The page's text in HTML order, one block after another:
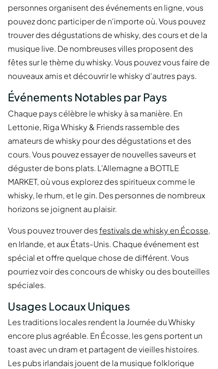
personnes organisent des événements en ligne, vous
pouvez donc participer de n'importe où. Vous pouvez
trouver des dégustations de whisky, des cours et de la
musique live. De nombreuses villes proposent des
fêtes sur le thème du whisky. Vous pouvez vous faire de
nouveaux amis et découvrir le whisky d'autres pays.
Événements Notables par Pays
Chaque pays célèbre le whisky à sa manière. En
Lettonie, Riga Whisky & Friends rassemble des
amateurs de whisky pour des dégustations et des
cours. Vous pouvez essayer de nouvelles saveurs et
déguster de bons plats. L'Allemagne a BOTTLE
MARKET, où vous explorez des spiritueux comme le
whisky, le rhum, et le gin. Des personnes de nombreux
horizons se joignent au plaisir.
Vous pouvez trouver desfestivals de whisky en Écosse,
en Irlande, et aux États-Unis. Chaque événement est
spécial et offre quelque chose de différent. Vous
pourriez voir des concours de whisky ou des bouteilles
spéciales.
Usages Locaux Uniques
Les traditions locales rendent la Journée du Whisky
encore plus agréable. En Écosse, les gens portent un
toast avec un dram et partagent de vieilles histoires.
Les pubs irlandais jouent de la musique folklorique